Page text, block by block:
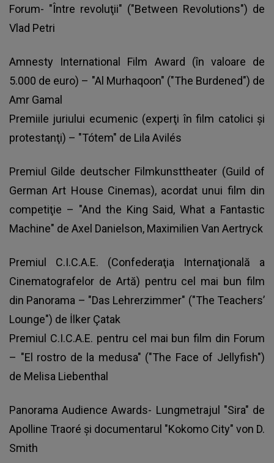
Forum- "Între revoluţii" ("Between Revolutions") de
Vlad Petri
Amnesty International Film Award (în valoare de
5.000 de euro) – "Al Murhaqoon" ("The Burdened") de
Amr Gamal
Premiile juriului ecumenic (experţi în film catolici şi
protestanţi) – "Tótem" de Lila Avilés
Premiul Gilde deutscher Filmkunsttheater (Guild of
German Art House Cinemas), acordat unui film din
competiţie – "And the King Said, What a Fantastic
Machine" de Axel Danielson, Maximilien Van Aertryck
Premiul C.I.C.A.E. (Confederaţia Internaţională a
Cinematografelor de Artă) pentru cel mai bun film
din Panorama – "Das Lehrerzimmer" ("The Teachers’
Lounge") de İlker Çatak
Premiul C.I.C.A.E. pentru cel mai bun film din Forum
– "El rostro de la medusa" ("The Face of Jellyfish")
de Melisa Liebenthal
Panorama Audience Awards- Lungmetrajul "Sira" de
Apolline Traoré şi documentarul "Kokomo City" von D.
Smith